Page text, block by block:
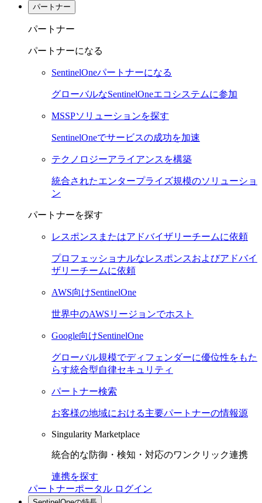
パートナー
パートナー
パートナーになる
SentinelOneパートナーになる
グローバルなSentinelOneエコシステムに参加
MSSPソリューションを探す
SentinelOneでサービスの成功を加速
テクノロジーアライアンスを構築
統合されたエンタープライズ規模のソリューショ
ン
パートナーを探す
レスポンスまたはアドバイザリーチームに依頼
プロフェッショナルなレスポンスおよびアドバイ
ザリーチームに依頼
AWS向けSentinelOne
世界中のAWSリージョンでホスト
Google向けSentinelOne
グローバル規模でディフェンダーに優位性をもた
らす統合型自律セキュリティ
パートナー検索
お客様の地域における主要パートナーの情報源
Singularity Marketplace
統合的な防御・検知・対応のワンクリック連携
連携を探す
パートナーポータル ログイン